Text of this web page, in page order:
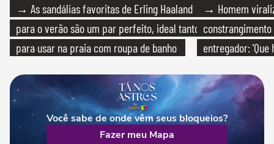
→ As sandálias favoritas de Erling Haaland
para o verão são um par perfeito, ideal tanto
para usar na praia com roupa de banho
→ Homem
entregador: 'Que
Você sabe de onde vêm seus bloqueios?
Fazer meu Mapa